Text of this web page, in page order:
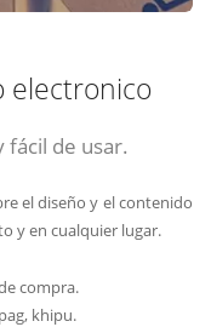
electronico
fácil de usar.
el diseño y el contenido
y en cualquier lugar.
compra.
khipu.